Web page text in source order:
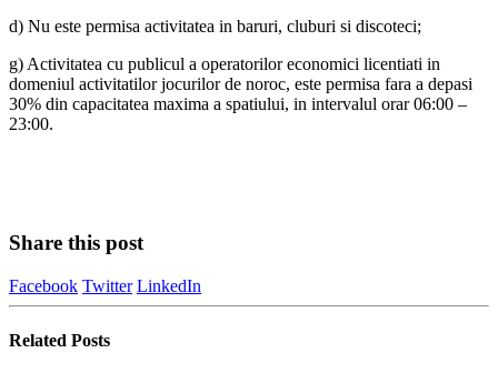
d) Nu este permisa activitatea in baruri, cluburi si discoteci;
g) Activitatea cu publicul a operatorilor economici licentiati in
domeniul activitatilor jocurilor de noroc, este permisa fara a depasi
30% din capacitatea maxima a spatiului, in intervalul orar 06:00 –
23:00.
Share this post
Facebook Twitter LinkedIn
Related Posts